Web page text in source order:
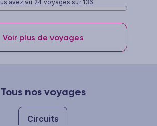
avez vu 24 voyages sur 136
Voir plus de voyages
Tous nos voyages
Circuits